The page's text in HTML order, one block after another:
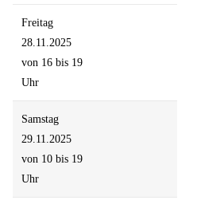
Freitag
28.11.2025
von 16 bis 19
Uhr
Samstag
29.11.2025
von 10 bis 19
Uhr